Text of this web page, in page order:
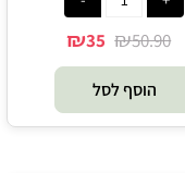
₪50.90
₪35
הוסף לסל